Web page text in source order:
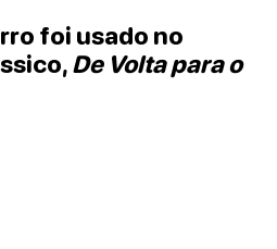
foi usado no
De Volta para o